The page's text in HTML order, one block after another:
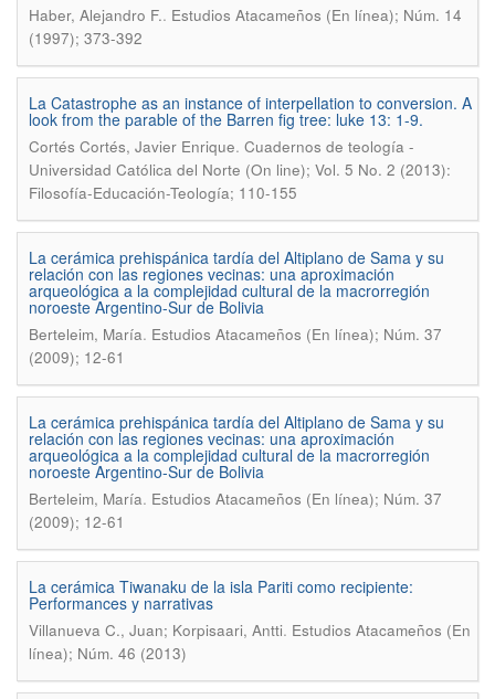
Haber, Alejandro F.. Estudios Atacameños (En línea); Núm. 14
(1997); 373-392
La Catastrophe as an instance of interpellation to conversion. A
look from the parable of the Barren fig tree: luke 13: 1-9.
Cortés Cortés, Javier Enrique. Cuadernos de teología -
Universidad Católica del Norte (On line); Vol. 5 No. 2 (2013):
Filosofía-Educación-Teología; 110-155
La cerámica prehispánica tardía del Altiplano de Sama y su
relación con las regiones vecinas: una aproximación
arqueológica a la complejidad cultural de la macrorregión
noroeste Argentino-Sur de Bolivia
Berteleim, María. Estudios Atacameños (En línea); Núm. 37
(2009); 12-61
La cerámica prehispánica tardía del Altiplano de Sama y su
relación con las regiones vecinas: una aproximación
arqueológica a la complejidad cultural de la macrorregión
noroeste Argentino-Sur de Bolivia
Berteleim, María. Estudios Atacameños (En línea); Núm. 37
(2009); 12-61
La cerámica Tiwanaku de la isla Pariti como recipiente:
Performances y narrativas
Villanueva C., Juan; Korpisaari, Antti. Estudios Atacameños (En
línea); Núm. 46 (2013)